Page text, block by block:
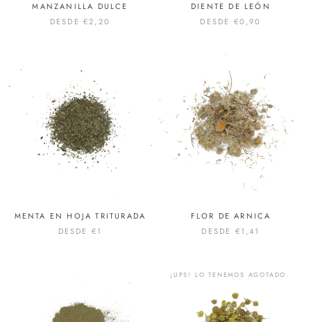
MANZANILLA DULCE
DESDE€2,20
DIENTE DE LEÓN
DESDE €0,90
MENTA EN HOJA TRITURADA
DESDE €1
FLOR DE ARNICA
DESDE €1,41
¡UPS! LO TENEMOS AGOTADO.